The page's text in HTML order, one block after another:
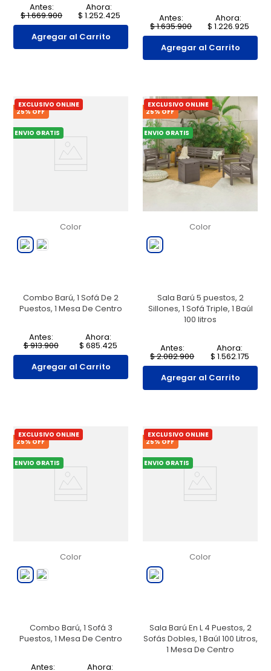
Antes:
$1.669.900
Ahora:
$ 1.252.425
Agregar al Carrito
Antes:
$1.635.900
Ahora:
$ 1.226.925
Agregar al Carrito
25% OFF
ENVIO GRATIS
EXCLUSIVO ONLINE
Color
Combo Barú, 1 Sofá De 2
Puestos, 1 Mesa De Centro
Antes:
$913.900
Ahora:
$ 685.425
Agregar al Carrito
25% OFF
ENVIO GRATIS
EXCLUSIVO ONLINE
Color
Sala Barú 5 puestos, 2
Sillones, 1 Sofá Triple, 1 Baúl
100 litros
Antes:
$2.082.900
Ahora:
$ 1.562.175
Agregar al Carrito
25% OFF
ENVIO GRATIS
EXCLUSIVO ONLINE
Color
Combo Barú, 1 Sofá 3
Puestos, 1 Mesa De Centro
Antes: Ahora:
25% OFF
ENVIO GRATIS
EXCLUSIVO ONLINE
Color
Sala Barú En L 4 Puestos, 2
Sofás Dobles, 1 Baúl 100 Litros,
1 Mesa De Centro